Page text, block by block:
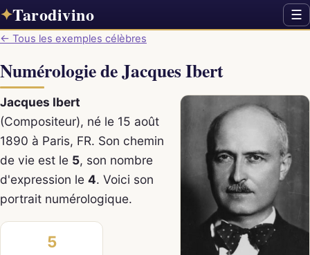
✦Tarodivino ☰
← Tous les exemples célèbres
Numérologie de Jacques Ibert
Jacques Ibert
(Compositeur), né le 15 août
1890 à Paris, FR. Son chemin
de vie est le 5, son nombre
d'expression le 4. Voici son
portrait numérologique.
5